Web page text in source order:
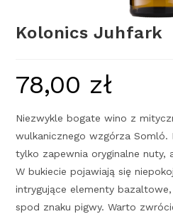
Kolonics Juhfark
78,00 zł
Niezwykle bogate wino z
wulkanicznego wzgórza Somló.
tylko zapewnia oryginalne nuty,
W bukiecie pojawiają się
intrygujące elementy
spod znaku pigwy. Warto